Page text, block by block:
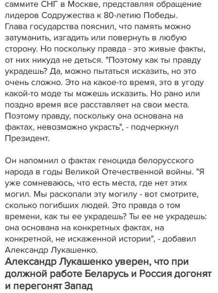
саммите СНГ в Москве, представляя обращение
лидеров Содружества к 80-летию Победы.
Глава государства пояснил, что память можно
затуманить, изгадить или повернуть в любую
сторону. Но поскольку правда - это живые факты,
от них никуда не деться. "Поэтому как ты правду
украдешь? Да, можно пытаться исказить, но это
очень сложно. Это на какое-то время, это в угоду
какой-то моде ты можешь исказить. Но рано или
поздно время все расставляет на свои места.
Поэтому правду, поскольку она основана на
фактах, невозможно украсть", - подчеркнул
Президент.
Он напомнил о фактах геноцида белорусского
народа в годы Великой Отечественной войны. "Я
уже сомневаюсь, что есть места, где нет этих
могил. Мы раскопали эту могилу - вот смотрите,
сколько погибших людей. Это правда о том
времени, как ты ее украдешь? Ты ее не украдешь:
она основана на конкретных фактах, на
конкретной, не искаженной истории", - добавил
Александр Лукашенко.
Александр Лукашенко уверен, что при
должной работе Беларусь и Россия догонят
и перегонят Запад